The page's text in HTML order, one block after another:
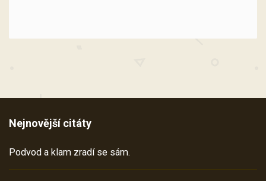
Nejnovější citáty
Podvod a klam zradí se sám.